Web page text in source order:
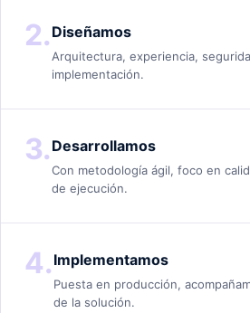
2. Diseñamos
Arquitectura, experiencia,
implementación.
3. Desarrollamos
Con metodología ágil, foco en
de ejecución.
4. Implementamos
Puesta en producción,
de la solución.